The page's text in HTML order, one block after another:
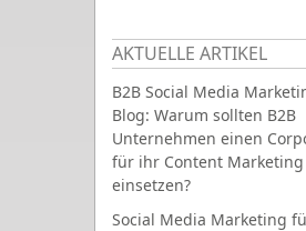
AKTUELLE ARTIKEL
B2B Social Media
Blog: Warum sollten B2B
Unternehmen einen
für ihr Content Marketing
einsetzen?
Social Media Marketing